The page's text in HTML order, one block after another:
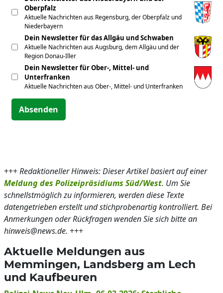
Oberpfalz
Aktuelle Nachrichten aus Regensburg, der Oberpfalz und
Niederbayern
Dein Newsletter für das Allgäu und Schwaben
Aktuelle Nachrichten aus Augsburg, dem Allgäu und der
Region Donau-Iller
Dein Newsletter für Ober-, Mittel- und
Unterfranken
Aktuelle Nachrichten aus Ober-, Mittel- und Unterfranken
Absenden
+++Redaktioneller Hinweis: Dieser Artikel basiert auf einer
Meldung des Polizeipräsidiums Süd/West. Um Sie
schnellstmöglich zu informieren, werden diese Texte
datengetrieben erstellt und stichprobenartig kontrolliert. Bei
Anmerkungen oder Rückfragen wenden Sie sich bitte an
hinweis@news.de. +++
Aktuelle Meldungen aus
Memmingen, Landsberg am Lech
und Kaufbeuren